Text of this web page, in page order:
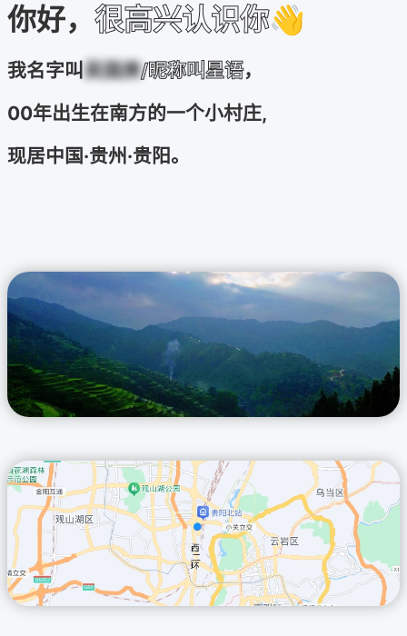
你好， 很高兴认识你👋
我名字叫 吴国庚/昵称叫星语，
00年出生在南方的一个小村庄,
现居中国·贵州·贵阳。